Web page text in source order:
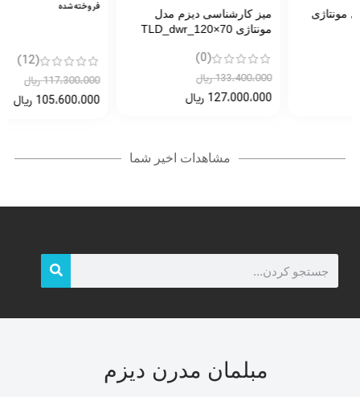
میز کارشناسی دیزم مدل
ریال
ریال
فروخته شده
ریال
ریال
مشاهدات اخیر شما
مبلمان مدرن دیزم